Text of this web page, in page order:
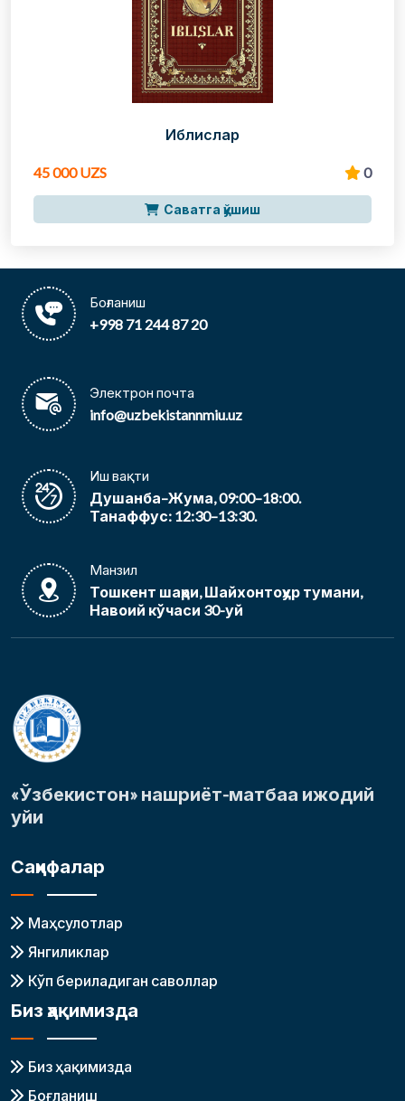
Иблислар
45 000 UZS 0
Саватга қўшиш
Боғланиш
+998 71 244 87 20
Электрон почта
info@uzbekistannmiu.uz
Иш вақти
Душанба–Жума, 09:00–18:00.
Танаффус: 12:30–13:30.
Манзил
Тошкент шаҳри, Шайхонтоҳур тумани,
Навоий кўчаси 30-уй
«Ўзбекистон» нашриёт-матбаа ижодий
уйи
Саҳифалар
Маҳсулотлар
Янгиликлар
Кўп бериладиган саволлар
Биз ҳақимизда
Биз ҳақимизда
Боғланиш